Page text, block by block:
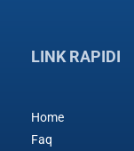
LINK RAPIDI
Home
Faq